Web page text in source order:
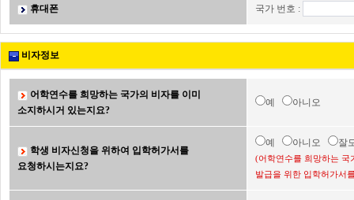
휴대폰 국가 번호 :
비자정보
어학연수를 희망하는 국가의 비자를 이미
소지하시거 있는지요?
예 아니오
학생 비자신청을 위하여 입학허가서를
요청하시는지요?
예 아니오 잘
(어학연수를 희망하는 국
발급을 위한 입학허가서